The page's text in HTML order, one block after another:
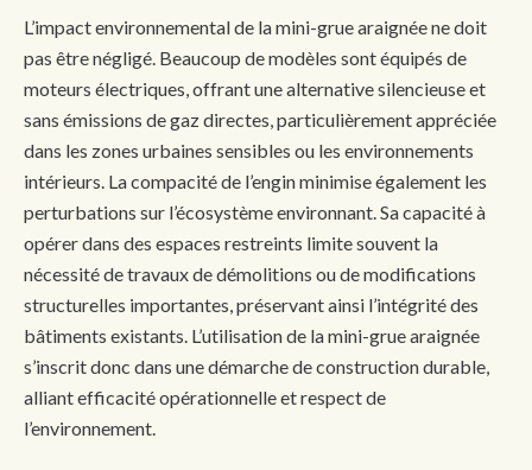
L’impact environnemental de la mini-grue araignée ne doit
pas être négligé. Beaucoup de modèles sont équipés de
moteurs électriques, offrant une alternative silencieuse et
sans émissions de gaz directes, particulièrement appréciée
dans les zones urbaines sensibles ou les environnements
intérieurs. La compacité de l’engin minimise également les
perturbations sur l’écosystème environnant. Sa capacité à
opérer dans des espaces restreints limite souvent la
nécessité de travaux de démolitions ou de modifications
structurelles importantes, préservant ainsi l’intégrité des
bâtiments existants. L’utilisation de la mini-grue araignée
s’inscrit donc dans une démarche de construction durable,
alliant efficacité opérationnelle et respect de
l’environnement.